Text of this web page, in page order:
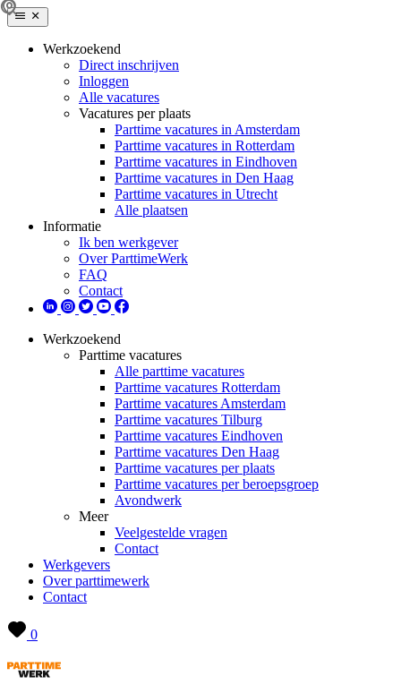
Werkzoekend
Direct inschrijven
Inloggen
Alle vacatures
Vacatures per plaats
Parttime vacatures in Amsterdam
Parttime vacatures in Rotterdam
Parttime vacatures in Eindhoven
Parttime vacatures in Den Haag
Parttime vacatures in Utrecht
Alle plaatsen
Informatie
Ik ben werkgever
Over ParttimeWerk
FAQ
Contact
Werkzoekend
Parttime vacatures
Alle parttime vacatures
Parttime vacatures Rotterdam
Parttime vacatures Amsterdam
Parttime vacatures Tilburg
Parttime vacatures Eindhoven
Parttime vacatures Den Haag
Parttime vacatures per plaats
Parttime vacatures per beroepsgroep
Avondwerk
Meer
Veelgestelde vragen
Contact
Werkgevers
Over parttimewerk
Contact
0